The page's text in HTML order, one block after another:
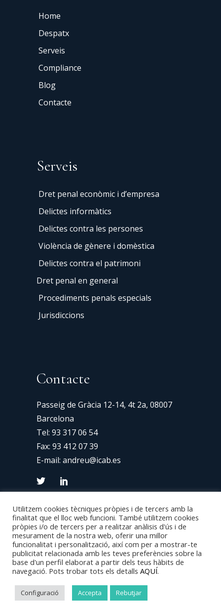
Home
Despatx
Serveis
Compliance
Blog
Contacte
Serveis
Dret penal econòmic i d’empresa
Delictes informàtics
Delictes contra les persones
Violència de gènere i domèstica
Delictes contra el patrimoni
Dret penal en general
Procediments penals especials
Jurisdiccions
Contacte
Passeig de Gràcia 12-14, 4t 2a, 08007
Barcelona
Tel: 93 317 06 54
Fax: 93 412 07 39
E-mail: andreu@icab.es
Copyright 2024 © Van Den Eynde – Disseny
Web:Consulweb–Avís Legal–Politica de
Privacitat–Politica de Cookies
Utilitzem cookies tècniques pròpies i de tercers amb la
finalitat que el lloc web funcioni. També utilitzem cookies
pròpies i/o de tercers per a realitzar anàlisis d'ús i de
mesurament de la nostra web, oferir una millor
funcionalitat i personalització, així com per a mostrar-te
publicitat relacionada amb les teves preferències sobre la
base d'un perfil elaborat a partir dels teus hàbits de
navegació. Pots trobar tots els detalls AQUÍ.
Configuració Accepta Rebutjar